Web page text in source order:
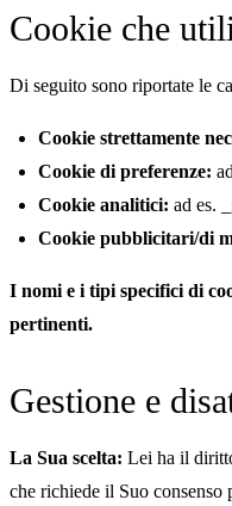
Cookie che
Di seguito sono riportate le
Cookie strettamente
Cookie di preferenze:
Cookie analitici: ad es.
Cookie pubblicitari/di
I nomi e i tipi specifici di
pertinenti.
Gestione e
La Sua scelta: Lei ha il
che richiede il Suo